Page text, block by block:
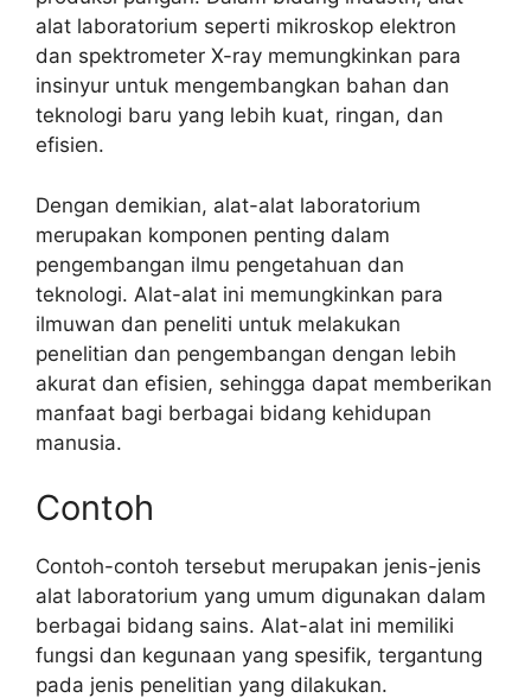
alat laboratorium seperti mikroskop elektron
dan spektrometer X-ray memungkinkan para
insinyur untuk mengembangkan bahan dan
teknologi baru yang lebih kuat, ringan, dan
efisien.
Dengan demikian, alat-alat laboratorium
merupakan komponen penting dalam
pengembangan ilmu pengetahuan dan
teknologi. Alat-alat ini memungkinkan para
ilmuwan dan peneliti untuk melakukan
penelitian dan pengembangan dengan lebih
akurat dan efisien, sehingga dapat memberikan
manfaat bagi berbagai bidang kehidupan
manusia.
Contoh
Contoh-contoh tersebut merupakan jenis-jenis
alat laboratorium yang umum digunakan dalam
berbagai bidang sains. Alat-alat ini memiliki
fungsi dan kegunaan yang spesifik, tergantung
pada jenis penelitian yang dilakukan.